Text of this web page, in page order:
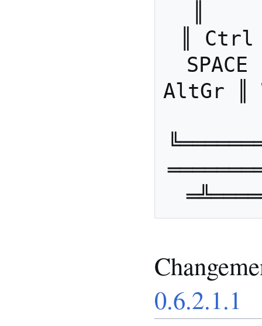
║
AltGr ║
0.6.2.1.1